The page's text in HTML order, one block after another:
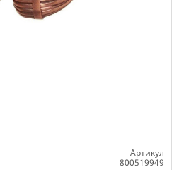
Артикул
800519949